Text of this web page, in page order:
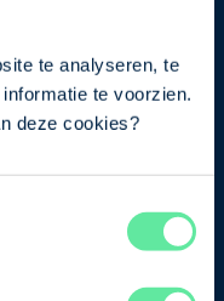
te analyseren, te
te voorzien.
deze cookies?